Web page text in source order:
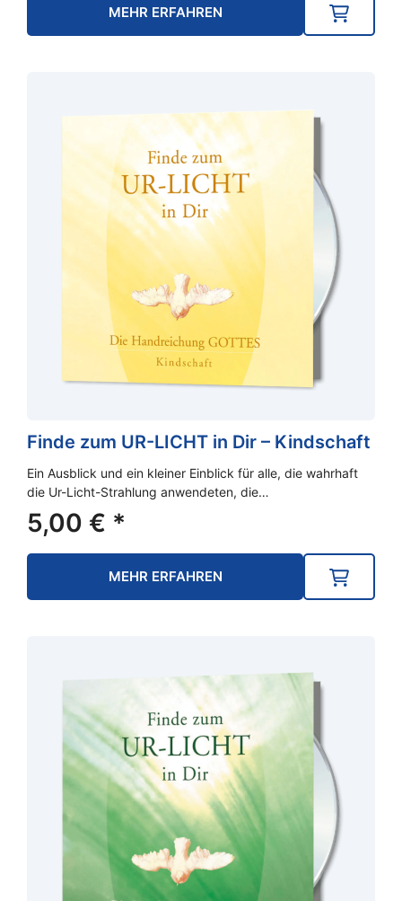
MEHR ERFAHREN
Finde zum UR-LICHT in Dir – Kindschaft
Ein Ausblick und ein kleiner Einblick für alle, die wahrhaft
die Ur-Licht-Strahlung anwendeten, die…
5,00 € *
MEHR ERFAHREN